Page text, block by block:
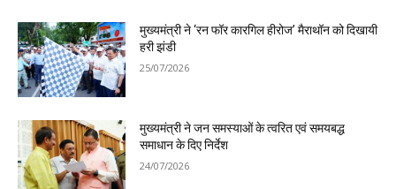
मुख्यमंत्री ने ‘रन फॉर कारगिल हीरोज’ मैराथॉन को दिखायी
हरी झंडी
25/07/2026
मुख्यमंत्री ने जन समस्याओं के त्वरित एवं समयबद्ध
समाधान के दिए निर्देश
24/07/2026